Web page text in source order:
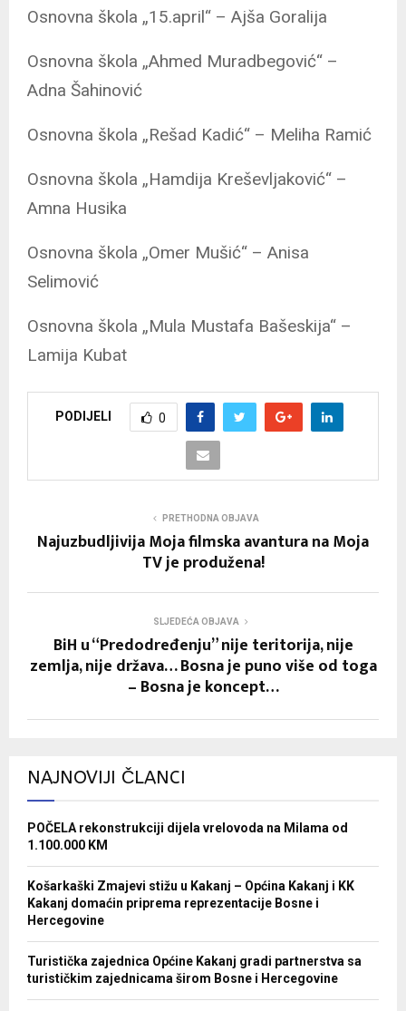
Osnovna škola „15.april“ – Ajša Goralija
Osnovna škola „Ahmed Muradbegović“ –
Adna Šahinović
Osnovna škola „Rešad Kadić“ – Meliha Ramić
Osnovna škola „Hamdija Kreševljaković“ –
Amna Husika
Osnovna škola „Omer Mušić“ – Anisa
Selimović
Osnovna škola „Mula Mustafa Bašeskija“ –
Lamija Kubat
PODIJELI 0
PRETHODNA OBJAVA
Najuzbudljivija Moja filmska avantura na Moja
TV je produžena!
SLJEDEĆA OBJAVA
BiH u “Predodređenju” nije teritorija, nije
zemlja, nije država… Bosna je puno više od toga
– Bosna je koncept…
NAJNOVIJI ČLANCI
POČELA rekonstrukciji dijela vrelovoda na Milama od
1.100.000 KM
Košarkaški Zmajevi stižu u Kakanj – Općina Kakanj i KK
Kakanj domaćin priprema reprezentacije Bosne i
Hercegovine
Turistička zajednica Općine Kakanj gradi partnerstva sa
turističkim zajednicama širom Bosne i Hercegovine